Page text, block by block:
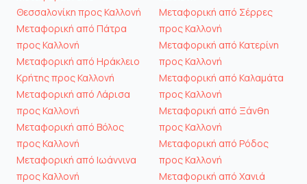
Θεσσαλονίκη προς Καλλονή
Μεταφορική από Πάτρα
προς Καλλονή
Μεταφορική από Ηράκλειο
Κρήτης προς Καλλονή
Μεταφορική από Λάρισα
προς Καλλονή
Μεταφορική από Βόλος
προς Καλλονή
Μεταφορική από Ιωάννινα
προς Καλλονή
Μεταφορική από Σέρρες
προς Καλλονή
Μεταφορική από Κατερίνη
προς Καλλονή
Μεταφορική από Καλαμάτα
προς Καλλονή
Μεταφορική από Ξάνθη
προς Καλλονή
Μεταφορική από Ρόδος
προς Καλλονή
Μεταφορική από Χανιά